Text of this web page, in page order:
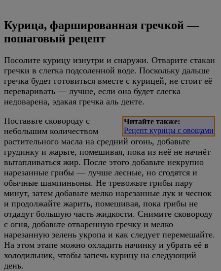
Курица, фаршированная гречкой —
пошаговый рецепт
Посолите курицу изнутри и снаружи. Отварите стакан
гречки в слегка подсоленной воде. Поскольку дальше
гречка будет готовиться вместе с курицей, не стоит её
переваривать — лучше, если она будет слегка
недоварена, эдакая гречка аль денте.
Читайте также:
Рецепт курицы с овощами
Поставьте сковороду с
небольшим количеством
растительного масла на средний огонь, добавьте
грудинку и жарьте, помешивая, пока из неё не начнёт
вытапливаться жир. После этого добавьте некрупно
нарезанные грибы — лучше лесные, но сгодятся и
обычные шампиньоны. Не тревожьте грибы пару
минут, затем добавьте мелко нарезанные лук и чеснок
и продолжайте жарить, помешивая, пока грибы не
отдадут большую часть жидкости. Снимите сковороду
с огня, добавьте отваренную гречку и мелко
нарезанную зелень укропа и как следует перемешайте.
На этом этапе можно охладить начинку и убрать её в
холодильник, чтобы запечь курицу на следующий
день.